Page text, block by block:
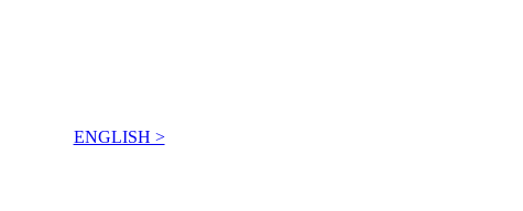
ENGLISH >